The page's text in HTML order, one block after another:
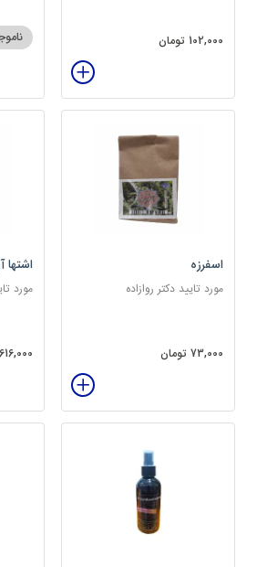
102,000 تومان
اسفرزه
مورد تایید دکتر روازاده
73,000 تومان
اشتها
مورد
616,000 تومان